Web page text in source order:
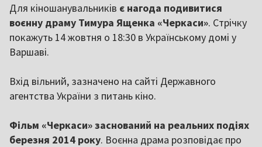
Для кіношанувальників є нагода подивитися
воєнну драму Тимура Ященка «Черкаси». Стрічку
покажуть 14 жовтня о 18:30 в Українському домі у
Варшаві.
Вхід вільний, зазначено на сайті Державного
агентства України з питань кіно.
Фільм «Черкаси» заснований на реальних подіях
березня 2014 року. Воєнна драма розповідає про